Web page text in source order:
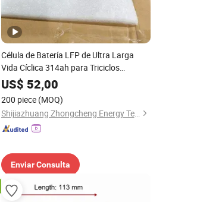
Célula de Batería LFP de Ultra Larga
Vida Cíclica 314ah para Triciclos
Eléctricos LiFePO4
US$ 52,00
200 piece (MOQ)
Shijiazhuang Zhongcheng Energy Technology Co., Ltd.
Enviar Consulta